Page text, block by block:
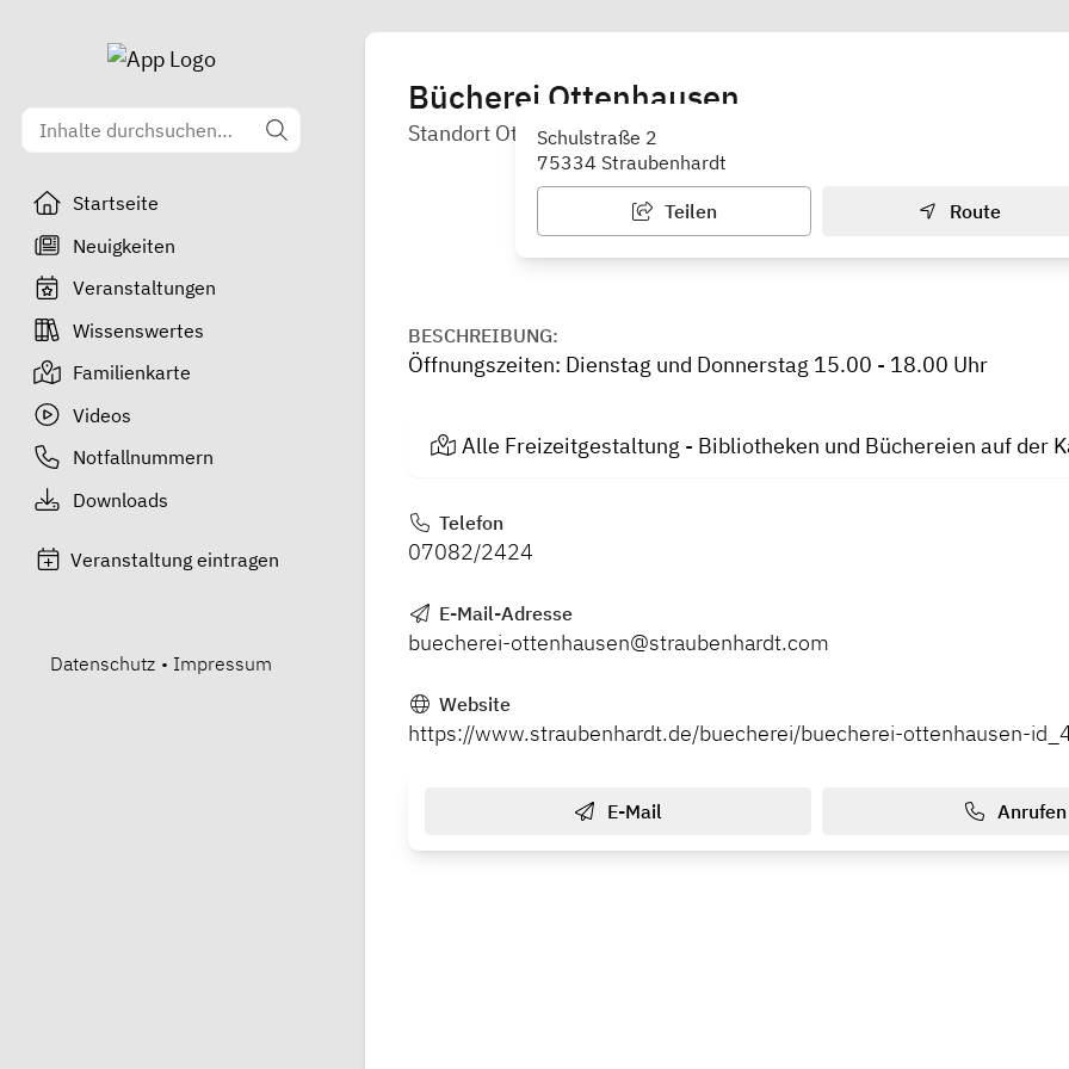
Startseite
Neuigkeiten
Veranstaltungen
Wissenswertes
Familienkarte
Videos
Notfallnummern
Downloads
Veranstaltung eintragen
Datenschutz • Impressum
Bücherei Ottenhausen
Standort Ottenhausen
Schulstraße 2
75334 Straubenhardt
Teilen Route
BESCHREIBUNG:
Öffnungszeiten: Dienstag und Donnerstag 15.00 - 18.00 Uhr
Alle Freizeitgestaltung - Bibliotheken und Büchereien auf der
Telefon
07082/2424
E-Mail-Adresse
buecherei-ottenhausen@straubenhardt.com
Website
https://www.straubenhardt.de/buecherei/buecherei-ottenhausen-
E-Mail Anrufen